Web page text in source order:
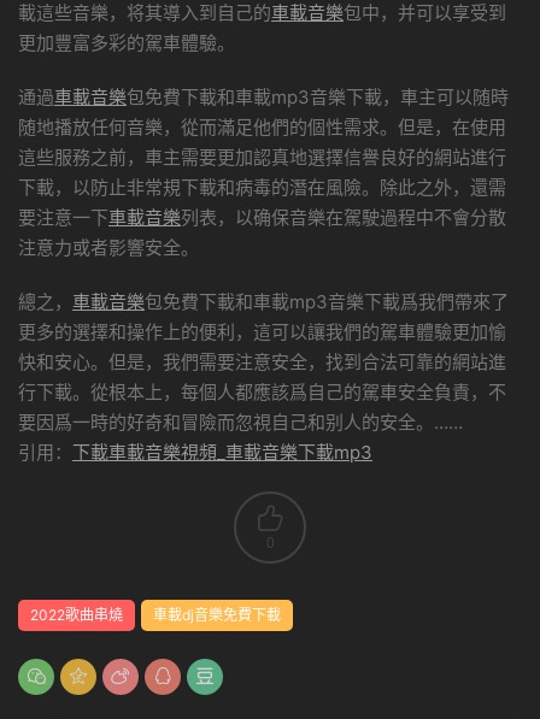
載這些音樂，将其導入到自己的車載音樂包中，并可以享受到
更加豐富多彩的駕車體驗。
通過車載音樂包免費下載和車載mp3音樂下載，車主可以随時
随地播放任何音樂，從而滿足他們的個性需求。但是，在使用
這些服務之前，車主需要更加認真地選擇信譽良好的網站進行
下載，以防止非常規下載和病毒的潛在風險。除此之外，還需
要注意一下車載音樂列表，以确保音樂在駕駛過程中不會分散
注意力或者影響安全。
總之， 車載音樂包免費下載和車載mp3音樂下載爲我們帶來了
更多的選擇和操作上的便利，這可以讓我們的駕車體驗更加愉
快和安心。但是，我們需要注意安全，找到合法可靠的網站進
行下載。從根本上，每個人都應該爲自己的駕車安全負責，不
要因爲一時的好奇和冒險而忽視自己和别人的安全。……
引用： 下載車載音樂視頻_車載音樂下載mp3
0
2022歌曲串燒 車載dj音樂免費下載